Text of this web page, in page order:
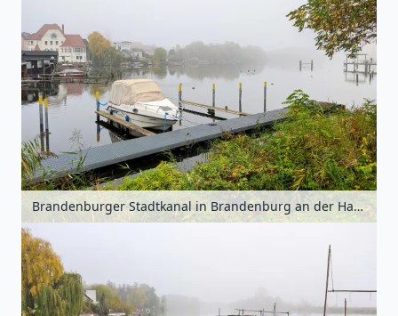
Brandenburger Stadtkanal in Brandenburg an der Havel, Havelland, Brandenburg, Deutschland